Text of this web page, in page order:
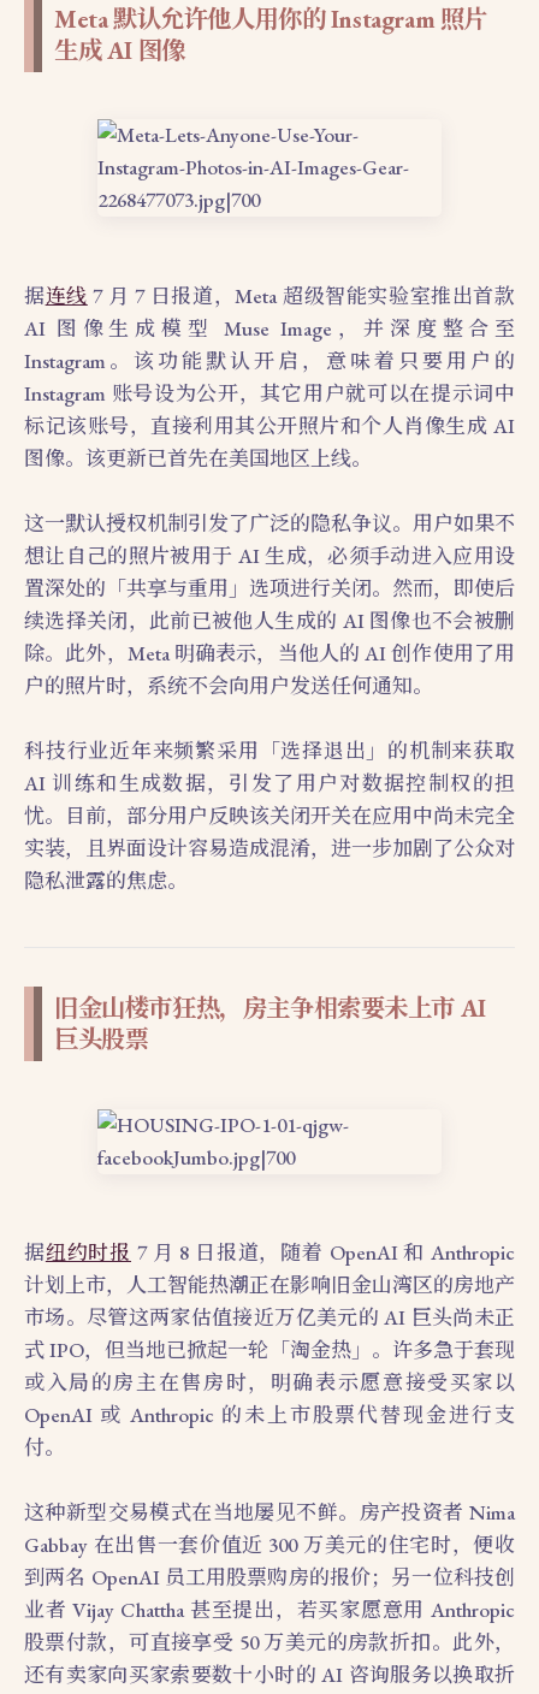
Meta 默认允许他人用你的 Instagram 照片
生成 AI 图像
据连线 7 月 7 日报道，Meta 超级智能实验室推出首款
AI 图像生成模型 Muse Image，并深度整合至
Instagram。该功能默认开启，意味着只要用户的
Instagram 账号设为公开，其它用户就可以在提示词中
标记该账号，直接利用其公开照片和个人肖像生成 AI
图像。该更新已首先在美国地区上线。
这一默认授权机制引发了广泛的隐私争议。用户如果不
想让自己的照片被用于 AI 生成，必须手动进入应用设
置深处的「共享与重用」选项进行关闭。然而，即使后
续选择关闭，此前已被他人生成的 AI 图像也不会被删
除。此外，Meta 明确表示，当他人的 AI 创作使用了用
户的照片时，系统不会向用户发送任何通知。
科技行业近年来频繁采用「选择退出」的机制来获取
AI 训练和生成数据，引发了用户对数据控制权的担
忧。目前，部分用户反映该关闭开关在应用中尚未完全
实装，且界面设计容易造成混淆，进一步加剧了公众对
隐私泄露的焦虑。
旧金山楼市狂热，房主争相索要未上市 AI
巨头股票
据纽约时报 7 月 8 日报道，随着 OpenAI 和 Anthropic
计划上市，人工智能热潮正在影响旧金山湾区的房地产
市场。尽管这两家估值接近万亿美元的 AI 巨头尚未正
式 IPO，但当地已掀起一轮「淘金热」。许多急于套现
或入局的房主在售房时，明确表示愿意接受买家以
OpenAI 或 Anthropic 的未上市股票代替现金进行支
付。
这种新型交易模式在当地屡见不鲜。房产投资者 Nima
Gabbay 在出售一套价值近 300 万美元的住宅时，便收
到两名 OpenAI 员工用股票购房的报价；另一位科技创
业者 Vijay Chattha 甚至提出，若买家愿意用 Anthropic
股票付款，可直接享受 50 万美元的房款折扣。此外，
还有卖家向买家索要数十小时的 AI 咨询服务以换取折